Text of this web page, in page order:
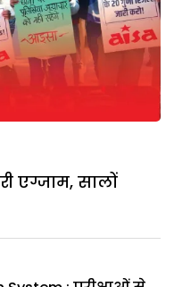
एग्जाम, सालों